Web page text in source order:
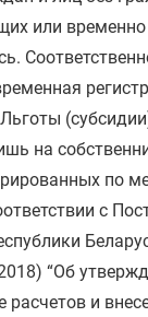
или
на
по
с
“Об
и